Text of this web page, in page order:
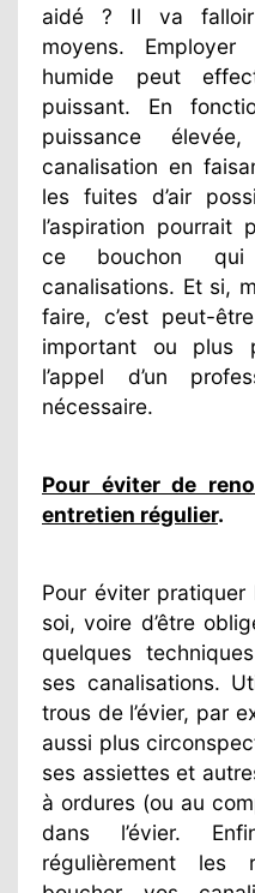
aidé ? Il va falloir
moyens.
humide peut
puissant. En
puissance
canalisation en
les fuites d’air
l’aspiration pourrait
ce bouchon
canalisations. Et si,
faire, c’est peut-
important ou plus
l’appel d’un
nécessaire.
Pour éviter de
entretien régulier.
Pour éviter
soi, voire d’être
quelques
ses canalisations.
trous de l’évier, par
aussi plus
ses assiettes et
à ordures (ou au
dans l’évier.
régulièrement les